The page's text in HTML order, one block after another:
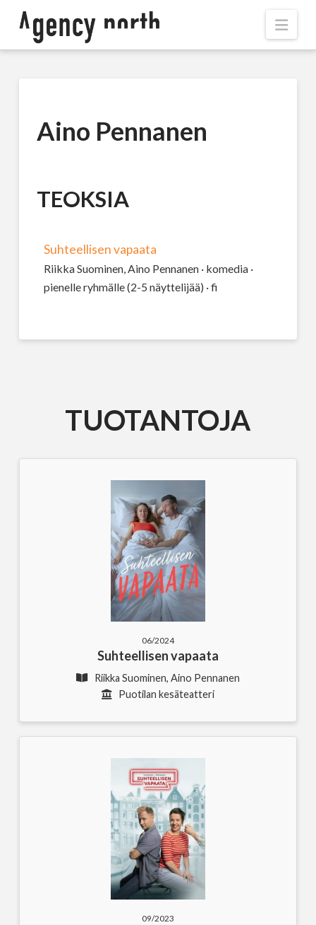
Aino Pennanen
TEOKSIA
Suhteellisen vapaata
Riikka Suominen, Aino Pennanen · komedia ·
pienelle ryhmälle (2-5 näyttelijää) · fi
TUOTANTOJA
06/2024
Suhteellisen vapaata
Riikka Suominen, Aino Pennanen
Puotilan kesäteatteri
09/2023